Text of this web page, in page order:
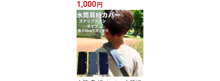
パッド 肩パッド 紐カバ
ー 子供 水筒紐カバー 肩
ベルト カバー 肩紐 水筒
肩掛けカバー 1000円ポ
ッキリ 幼稚園 小学生 保
育園 ハンドメイド 洗え
る 送料無料 日本製
1,000 円